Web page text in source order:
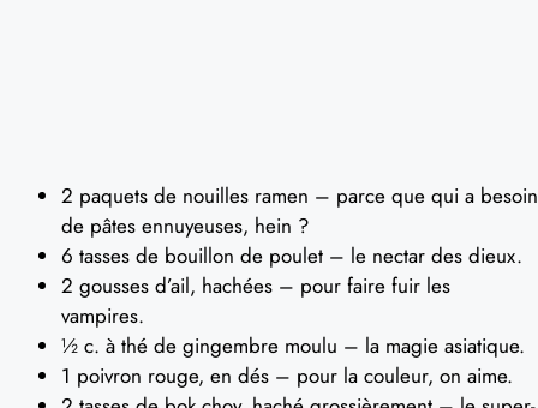
2 paquets de nouilles ramen – parce que qui a besoin
de pâtes ennuyeuses, hein ?
6 tasses de bouillon de poulet – le nectar des dieux.
2 gousses d’ail, hachées – pour faire fuir les
vampires.
½ c. à thé de gingembre moulu – la magie asiatique.
1 poivron rouge, en dés – pour la couleur, on aime.